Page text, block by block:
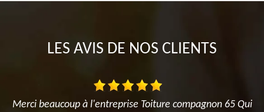
LES AVIS DE NOS CLIENTS
Merci beaucoup à l'entreprise Toiture compagnon 65 Qui